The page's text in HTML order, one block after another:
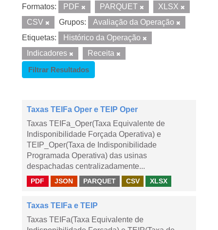
Formatos: PDF PARQUET
XLSX
CSV
Grupos:
Avaliação da Operação
Etiquetas:
Histórico da Operação
Indicadores
Receita
Filtrar Resultados
Taxas TEIFa Oper e TEIP Oper
Taxas TEIFa_Oper(Taxa Equivalente de
Indisponibilidade Forçada Operativa) e
TEIP_Oper(Taxa de Indisponibilidade
Programada Operativa) das usinas
despachadas centralizadamente...
PDF JSON PARQUET CSV XLSX
Taxas TEIFa e TEIP
Taxas TEIFa(Taxa Equivalente de